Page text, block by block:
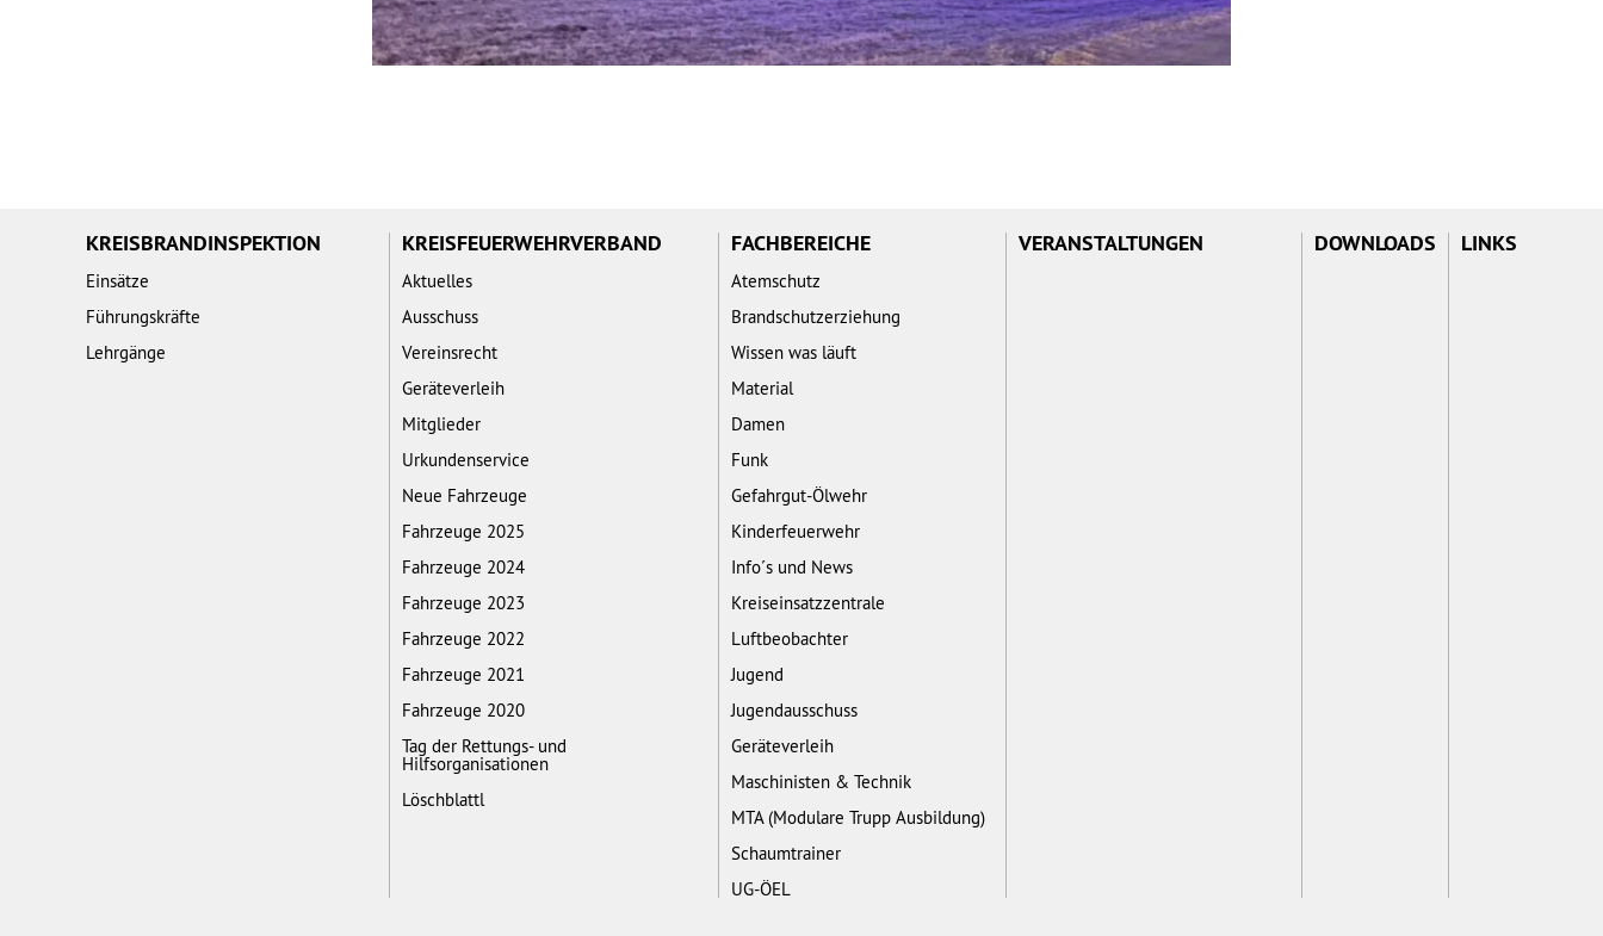
KREISBRANDINSPEKTION
Einsätze
Führungskräfte
Lehrgänge
KREISFEUERWEHRVERBAND
Aktuelles
Ausschuss
Vereinsrecht
Geräteverleih
Mitglieder
Urkundenservice
Neue Fahrzeuge
Fahrzeuge 2025
Fahrzeuge 2024
Fahrzeuge 2023
Fahrzeuge 2022
Fahrzeuge 2021
Fahrzeuge 2020
Tag der Rettungs- und
Hilfsorganisationen
Löschblattl
FACHBEREICHE
Atemschutz
Brandschutzerziehung
Wissen was läuft
Material
Damen
Funk
Gefahrgut-Ölwehr
Kinderfeuerwehr
Info´s und News
Kreiseinsatzzentrale
Luftbeobachter
Jugend
Jugendausschuss
Geräteverleih
Maschinisten & Technik
MTA (Modulare Trupp Ausbildung)
Schaumtrainer
UG-ÖEL
VERANSTALTUNGEN DOWNLOADS LINKS